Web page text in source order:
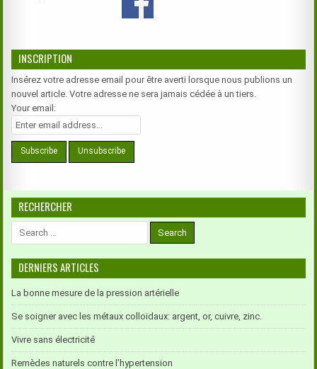
INSCRIPTION
Insérez votre adresse email pour être averti lorsque nous publions un
nouvel article. Votre adresse ne sera jamais cédée à un tiers.
Your email:
RECHERCHER
DERNIERS ARTICLES
La bonne mesure de la pression artérielle
Se soigner avec les métaux colloïdaux: argent, or, cuivre, zinc.
Vivre sans électricité
Remèdes naturels contre l’hypertension